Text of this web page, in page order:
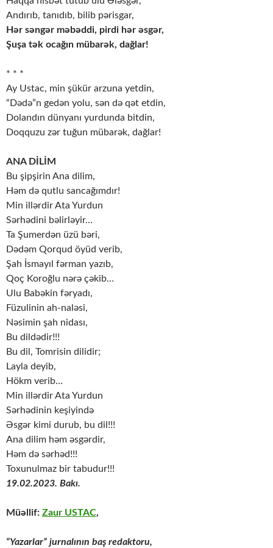
Andırıb, tanıdıb, bilib pərisgar,
Hər səngər məbəddi, pirdi hər əsgər,
Şuşa tək ocağın mübarək, dağlar!
* * *
Ay Ustac, min şükür arzuna yetdin,
“Dədə”n gedən yolu, sən də qət etdin,
Dolandın dünyanı yurdunda bitdin,
Doqquzu zər tuğun mübarək, dağlar!
ANA DİLİM
Bu şipşirin Ana dilim,
Həm də qutlu sancağımdır!
Min illərdir Ata Yurdun
Sərhədini bəlirləyir…
Ta Şumerdən üzü bəri,
Dədəm Qorqud öyüd verib,
Şah İsmayıl fərman yazıb,
Qoç Koroğlu nərə çəkib…
Ulu Babəkin fəryadı,
Füzulinin ah-naləsi,
Nəsimin şah nidası,
Bu dildədir!!!
Bu dil, Tomrisin dilidir;
Layla deyib,
Hökm verib…
Min illərdir Ata Yurdun
Sərhədinin keşiyində
Əsgər kimi durub, bu dil!!!
Ana dilim həm əsgərdir,
Həm də sərhəd!!!
Toxunulmaz bir tabudur!!!
19.02.2023. Bakı.
Müəllif: Zaur USTAC,
“Yazarlar” jurnalının baş redaktoru,